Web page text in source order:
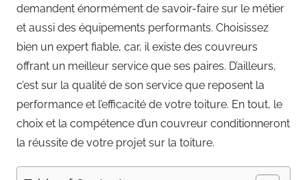
demandent énormément de savoir-faire sur le métier
et aussi des équipements performants. Choisissez
bien un expert fiable, car, il existe des couvreurs
offrant un meilleur service que ses paires. D’ailleurs,
c’est sur la qualité de son service que reposent la
performance et l’efficacité de votre toiture. En tout, le
choix et la compétence d’un couvreur conditionneront
la réussite de votre projet sur la toiture.